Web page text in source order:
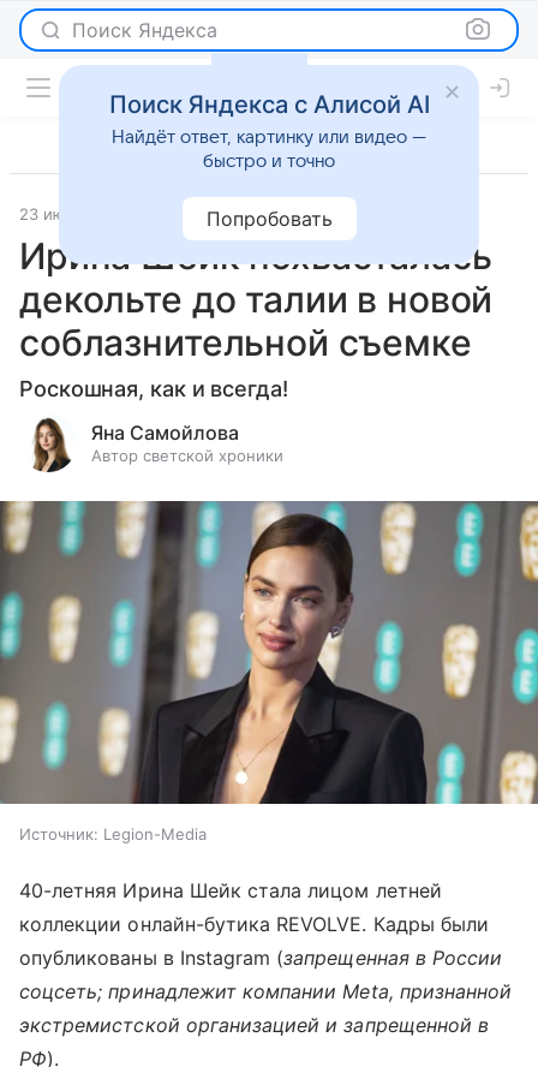
Поиск Яндекса
23 июня 2026 Леди Mail Светская жизнь
Ирина Шейк похвасталась
декольте до талии в новой
соблазнительной съемке
Роскошная, как и всегда!
Яна Самойлова
Автор светской хроники
Источник: Legion-Media
40-летняя Ирина Шейк стала лицом летней
коллекции онлайн-бутика REVOLVE. Кадры были
опубликованы в Instagram (запрещенная в России
соцсеть; принадлежит компании Meta, признанной
экстремистской организацией и запрещенной в
РФ).
Поиск Яндекса с Алисой AI
Найдёт ответ, картинку или видео —
быстро и точно
Попробовать